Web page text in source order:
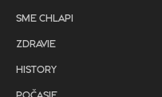
SME CHLAPI
ZDRAVIE
HISTORY